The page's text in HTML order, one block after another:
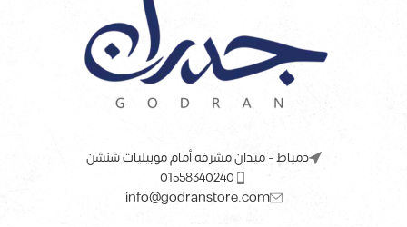
دمياط - ميدان مشرفه أمام موبيليات شنشن
01558340240
info@godranstore.com